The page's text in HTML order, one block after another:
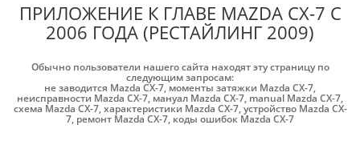
ПРИЛОЖЕНИЕ К ГЛАВЕ MAZDA CX-7 С
2006 ГОДА (РЕСТАЙЛИНГ 2009)
Обычно пользователи нашего сайта находят эту страницу по
следующим запросам:
не заводится Mazda CX-7, моменты затяжки Mazda CX-7,
неисправности Mazda CX-7, мануал Mazda CX-7, manual Mazda CX-7,
схема Mazda CX-7,характеристики Mazda CX-7,устройство Mazda CX-
7, ремонт Mazda CX-7, коды ошибок Mazda CX-7